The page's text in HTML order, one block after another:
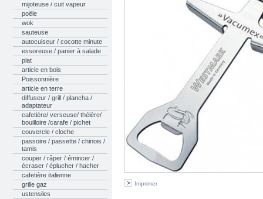
mijoteuse / cuit vapeur
poële
wok
sauteuse
autocuiseur / cocotte minute
essoreuse / panier à salade
plat
article en bois
Poissonnière
article en terre
diffuseur / grill / plancha /
adaptateur
cafetière/ verseuse/ théière/
bouilloire /carafe / pichet
couvercle / cloche
passoire / passette / chinois /
tamis
couper / râper / émincer /
écraser / éplucher / hacher
cafetière italienne
grille gaz
ustensiles
Imprimer